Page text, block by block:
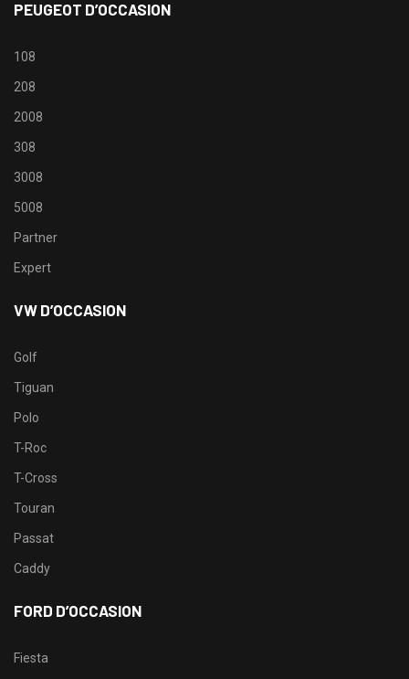
PEUGEOT D’OCCASION
108
208
2008
308
3008
5008
Partner
Expert
VW D’OCCASION
Golf
Tiguan
Polo
T-Roc
T-Cross
Touran
Passat
Caddy
FORD D’OCCASION
Fiesta